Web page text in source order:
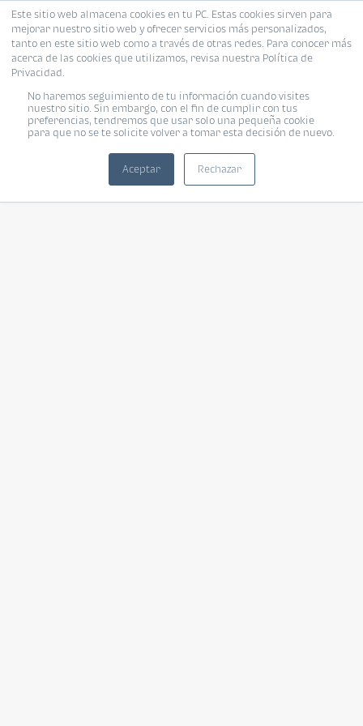
Este sitio web almacena cookies en tu PC. Estas cookies sirven para
mejorar nuestro sitio web y ofrecer servicios más personalizados,
tanto en este sitio web como a través de otras redes. Para conocer más
acerca de las cookies que utilizamos, revisa nuestra Política de
Privacidad.
No haremos seguimiento de tu información cuando visites
nuestro sitio. Sin embargo, con el fin de cumplir con tus
preferencias, tendremos que usar solo una pequeña cookie
para que no se te solicite volver a tomar esta decisión de nuevo.
Aceptar Rechazar